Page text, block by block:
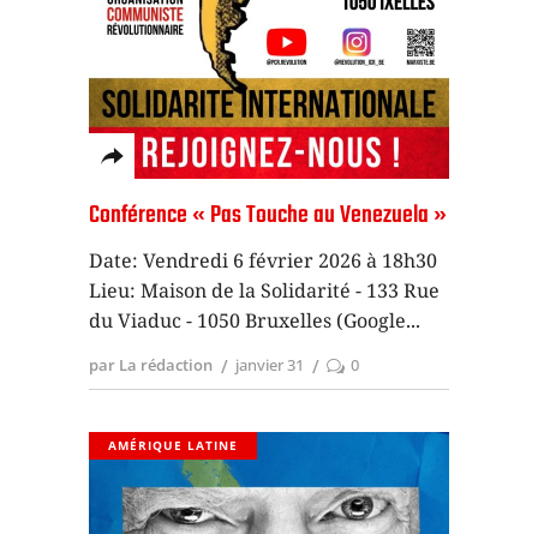
Conférence « Pas Touche au Venezuela »
Date: Vendredi 6 février 2026 à 18h30
Lieu: Maison de la Solidarité - 133 Rue
du Viaduc - 1050 Bruxelles (Google
par La rédaction janvier 31 0
AMÉRIQUE LATINE